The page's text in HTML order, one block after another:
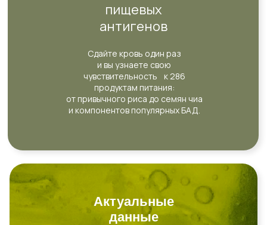
пищевых
антигенов
Сдайте кровь один раз
и вы узнаете свою
чувствительность к 286
продуктам питания:
от привычного риса до семян чиа
и компонентов популярных БАД.
Актуальные
данные